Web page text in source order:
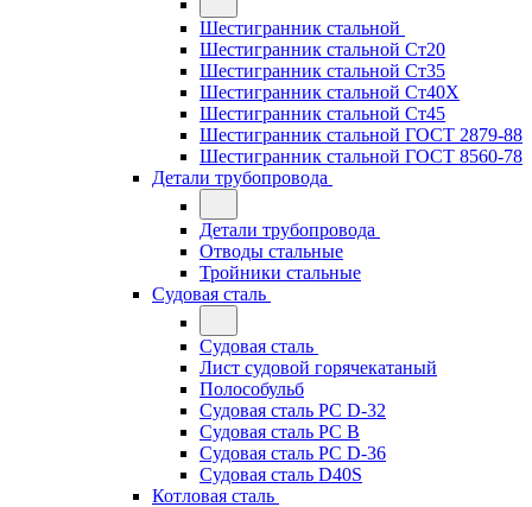
Шестигранник стальной
Шестигранник стальной Ст20
Шестигранник стальной Ст35
Шестигранник стальной Ст40Х
Шестигранник стальной Ст45
Шестигранник стальной ГОСТ 2879-88
Шестигранник стальной ГОСТ 8560-78
Детали трубопровода
Детали трубопровода
Отводы стальные
Тройники стальные
Судовая сталь
Судовая сталь
Лист судовой горячекатаный
Полособульб
Судовая сталь РС D-32
Судовая сталь РС В
Судовая сталь РС D-36
Судовая сталь D40S
Котловая сталь